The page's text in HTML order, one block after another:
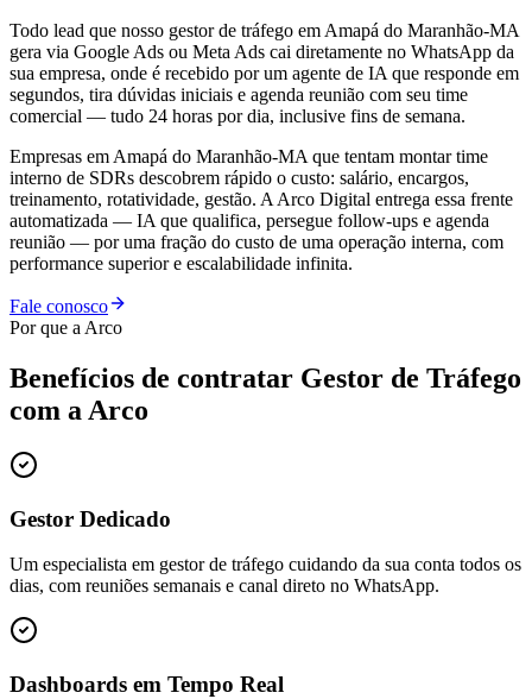
Todo lead que nosso gestor de tráfego em Amapá do Maranhão-MA
gera via Google Ads ou Meta Ads cai diretamente no WhatsApp da
sua empresa, onde é recebido por um agente de IA que responde em
segundos, tira dúvidas iniciais e agenda reunião com seu time
comercial — tudo 24 horas por dia, inclusive fins de semana.
Empresas em Amapá do Maranhão-MA que tentam montar time
interno de SDRs descobrem rápido o custo: salário, encargos,
treinamento, rotatividade, gestão. A Arco Digital entrega essa frente
automatizada — IA que qualifica, persegue follow-ups e agenda
reunião — por uma fração do custo de uma operação interna, com
performance superior e escalabilidade infinita.
Fale conosco
Por que a Arco
Benefícios de contratar Gestor de Tráfego
com a Arco
Gestor Dedicado
Um especialista em gestor de tráfego cuidando da sua conta todos os
dias, com reuniões semanais e canal direto no WhatsApp.
Dashboards em Tempo Real